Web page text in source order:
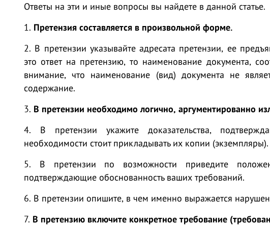
Ответы на эти и иные вопросы вы найдете в данной статье.
1. Претензия составляется в произвольной форме.
2. В претензии указывайте адресата претензии, ее
это ответ на претензию, то наименование документа,
внимание, что наименование (вид) документа не
содержание.
3. В претензии необходимо логично, аргументированно
4. В претензии укажите доказательства,
необходимости стоит прикладывать их копии (экземпляры).
5. В претензии по возможности приведите
подтверждающие обоснованность ваших требований.
6. В претензии опишите, в чем именно выражается
7. В претензию включите конкретное требование